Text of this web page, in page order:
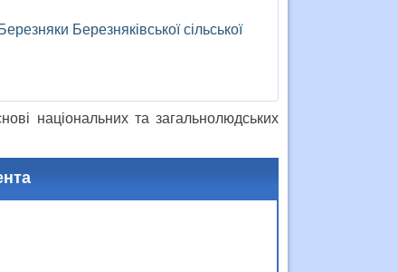
Березняківської сільської
національних та загальнолюдських